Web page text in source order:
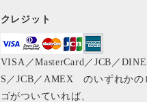
クレジット
VISA／MasterCard／JCB／
S／JCB／AMEX のいずれかの
ゴがついていれば、